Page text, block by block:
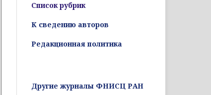
Список рубрик
К сведению авторов
Редакционная политика
Другие журналы ФНИСЦ РАН